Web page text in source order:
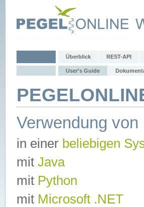
Überblick REST-API
User's Guide
Verwendung
in einer beliebigen
mit Java
mit Python
mit Microsoft .NET